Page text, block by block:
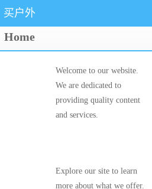
买户外
Home
Welcome to our website.
We are dedicated to
providing quality content
and services.
Explore our site to learn
more about what we offer.